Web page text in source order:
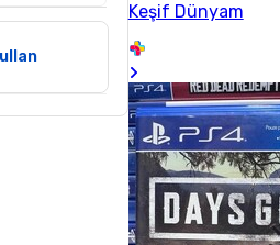
Keşif Dünyam